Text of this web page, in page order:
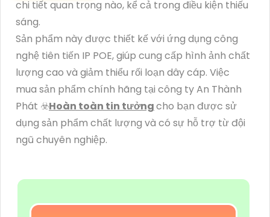
chi tiết quan trọng nào, kể cả trong điều kiện thiếu
sáng.
Sản phẩm này được thiết kế với ứng dụng công
nghệ tiên tiến IP POE, giúp cung cấp hình ảnh chất
lượng cao và giảm thiểu rối loạn dây cáp. Việc
mua sản phẩm chính hãng tại công ty An Thành
Phát ☣️Hoàn toàn tin tưởngcho bạn được sử
dụng sản phẩm chất lượng và có sự hỗ trợ từ đội
ngũ chuyên nghiệp.